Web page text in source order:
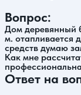
Вопрос:
Дом деревянный
м. отапливается
средств думаю
Как мне
Ответ на